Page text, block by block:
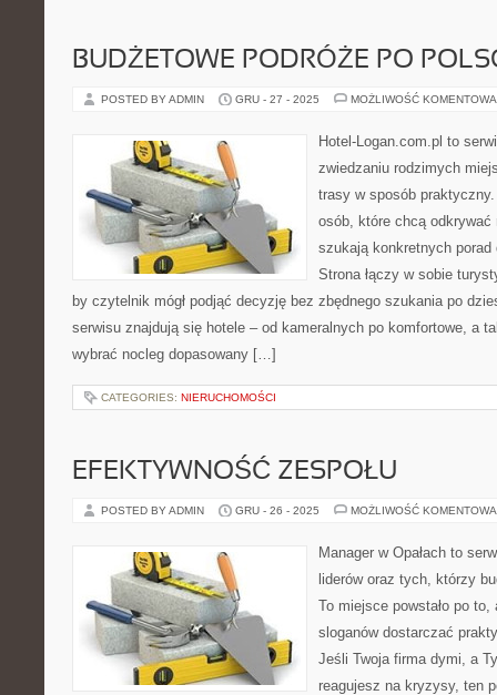
BUDŻETOWE PODRÓŻE PO
POSTED BY ADMIN GRU - 27 - 2025 MOŻLIWOŚĆ
Hotel-Logan.com.pl to
zwiedzaniu rodzimych
trasy w sposób
osób, które chcą odkrywać
szukają konkretnych
Strona łączy w sobie
by czytelnik mógł podjąć decyzję bez zbędnego szukania po
serwisu znajdują się hotele – od kameralnych po komfortowe, a
wybrać nocleg dopasowany […]
CATEGORIES: NIERUCHOMOŚCI
EFEKTYWNOŚĆ ZESPOŁU
POSTED BY ADMIN GRU - 26 - 2025 MOŻLIWOŚĆ
Manager w Opałach to
liderów oraz tych, którzy
To miejsce powstało po
sloganów dostarczać
Jeśli Twoja firma dymi, a
reagujesz na kryzysy, ten